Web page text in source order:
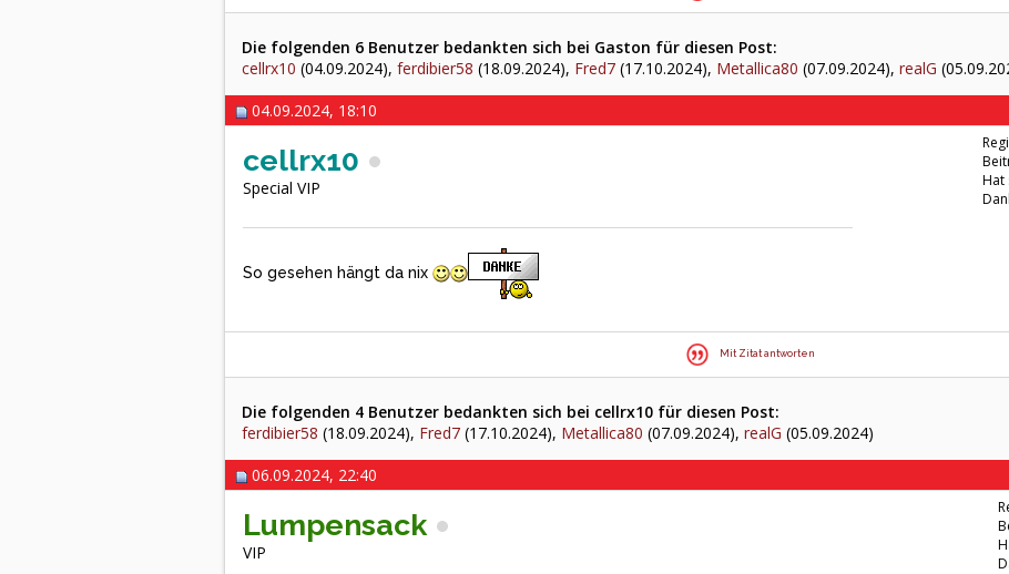
Die folgenden 6 Benutzer bedankten sich bei Gaston für diesen Post:
cellrx10 (04.09.2024), ferdibier58 (18.09.2024), Fred7 (17.10.2024), Metallica80 (07.09.2024), realG
04.09.2024, 18:10
cellrx10
Special VIP
Hat
So gesehen hängt da nix
Mit Zitat antworten
Die folgenden 4 Benutzer bedankten sich bei cellrx10 für diesen Post:
ferdibier58 (18.09.2024), Fred7 (17.10.2024), Metallica80 (07.09.2024), realG (05.09.2024)
06.09.2024, 22:40
Lumpensack
VIP